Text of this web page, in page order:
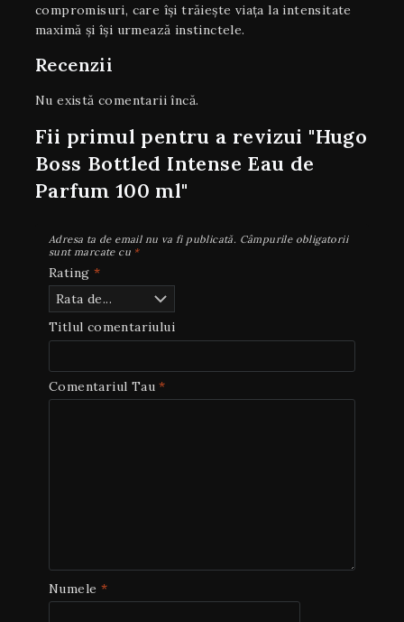
compromisuri, care își trăiește viața la intensitate
maximă și își urmează instinctele.
Recenzii
Nu există comentarii încă.
Fii primul pentru a revizui "Hugo
Boss Bottled Intense Eau de
Parfum 100 ml"
Adresa ta de email nu va fi publicată. Câmpurile obligatorii
sunt marcate cu *
Rating *
Titlul comentariului
Comentariul Tau*
Numele *